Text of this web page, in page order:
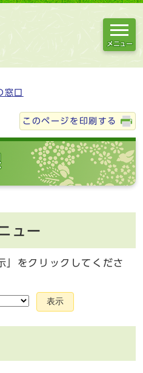
メニュー
窓口
このページを印刷する
ュー
」をクリックしてくださ
表示